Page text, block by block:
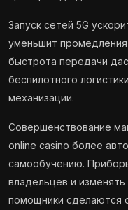
Запуск сетей 5G
уменьшит
быстрота передачи
беспилотного
механизации.
Совершенствование
online casino более
самообучению.
владельцев и изменять
помощники сделаются